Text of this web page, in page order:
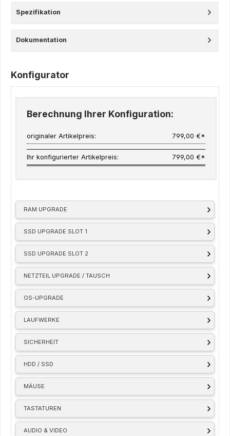
Spezifikation
Dokumentation
Konfigurator
RAM UPGRADE
SSD UPGRADE SLOT 1
SSD UPGRADE SLOT 2
NETZTEIL UPGRADE / TAUSCH
OS-UPGRADE
LAUFWERKE
SICHERHEIT
HDD / SSD
MÄUSE
TASTATUREN
AUDIO & VIDEO
Berechnung Ihrer Konfiguration:
originaler Artikelpreis: 799,00 €*
Ihr konfigurierter Artikelpreis: 799,00 €*